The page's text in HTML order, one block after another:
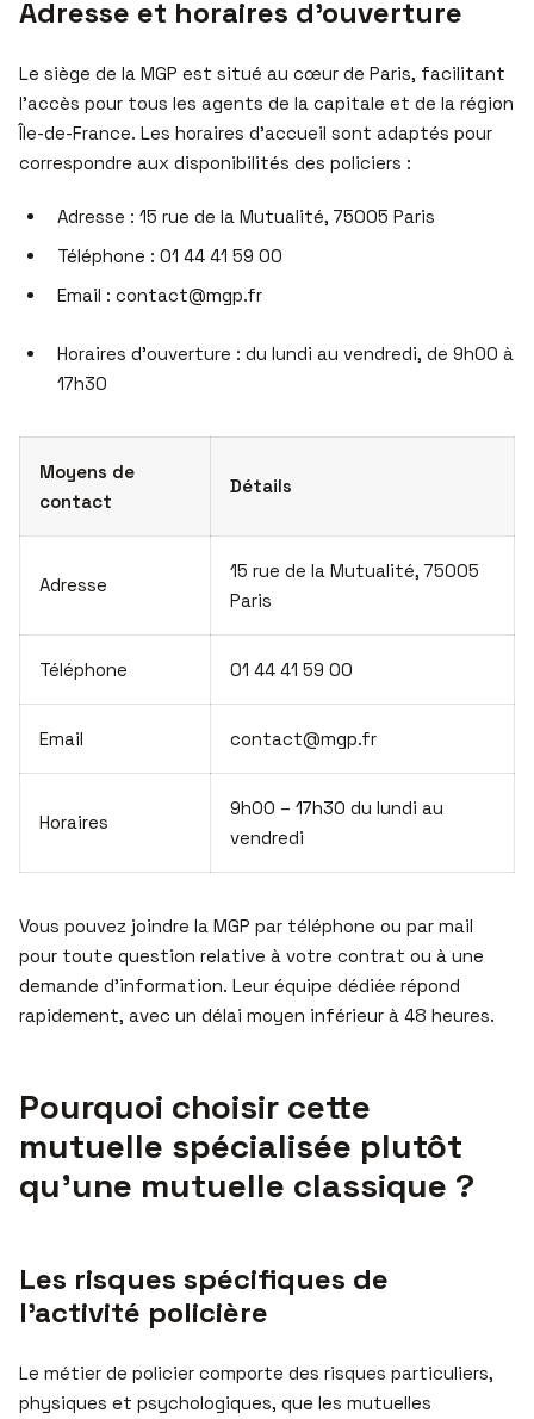
Adresse et horaires d’ouverture
Le siège de la MGP est situé au cœur de Paris, facilitant
l’accès pour tous les agents de la capitale et de la région
Île-de-France. Les horaires d’accueil sont adaptés pour
correspondre aux disponibilités des policiers :
Adresse : 15 rue de la Mutualité, 75005 Paris
Téléphone : 01 44 41 59 00
Email : contact@mgp.fr
Horaires d’ouverture : du lundi au vendredi, de 9h00 à
17h30
Moyens de
contact
Détails
Adresse
15 rue de la Mutualité, 75005
Paris
Téléphone 01 44 41 59 00
Email contact@mgp.fr
Horaires
9h00 – 17h30 du lundi au
vendredi
Vous pouvez joindre la MGP par téléphone ou par mail
pour toute question relative à votre contrat ou à une
demande d’information. Leur équipe dédiée répond
rapidement, avec un délai moyen inférieur à 48 heures.
Pourquoi choisir cette
mutuelle spécialisée plutôt
qu’une mutuelle classique ?
Les risques spécifiques de
l’activité policière
Le métier de policier comporte des risques particuliers,
physiques et psychologiques, que les mutuelles